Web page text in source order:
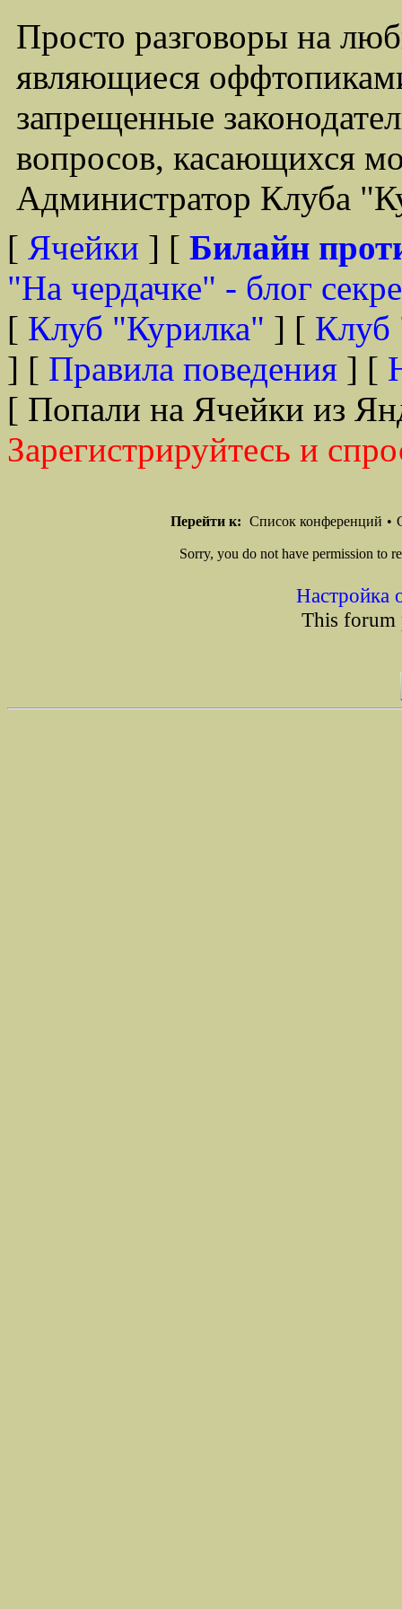
Просто разговоры на
являющиеся
запрещенные
вопросов, касающихся
Администратор Клуба
[ Ячейки ] [ Билайн
"На чердачке" - блог
[ Клуб "Курилка" ] [ Клуб
] [ Правила поведения ] [
[ Попали на Ячейки из
Зарегистрируйтесь и
Перейти к: Список конференций •
Sorry, you do not have permission to
Настройка
This